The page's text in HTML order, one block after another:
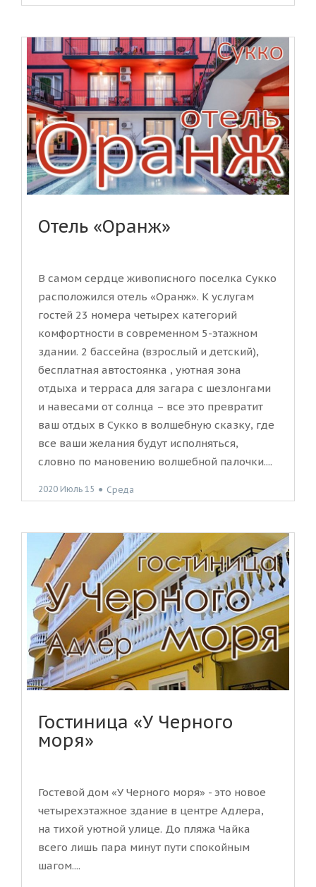
Отель «Оранж»
В самом сердце живописного поселка Сукко
расположился отель «Оранж». К услугам
гостей 23 номера четырех категорий
комфортности в современном 5-этажном
здании. 2 бассейна (взрослый и детский),
бесплатная автостоянка , уютная зона
отдыха и терраса для загара с шезлонгами
и навесами от солнца – все это превратит
ваш отдых в Сукко в волшебную сказку, где
все ваши желания будут исполняться,
словно по мановению волшебной палочки....
2020 Июль 15 ● Среда
Гостиница «У Черного
моря»
Гостевой дом «У Черного моря» - это новое
четырехэтажное здание в центре Адлера,
на тихой уютной улице. До пляжа Чайка
всего лишь пара минут пути спокойным
шагом....